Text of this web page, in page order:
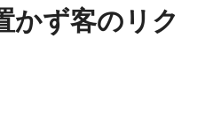
ず客のリク